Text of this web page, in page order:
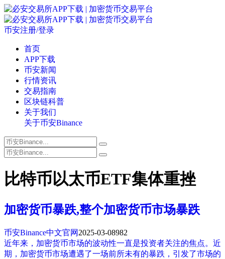
币安注册/登录
首页
APP下载
币安新闻
行情资讯
交易指南
区块链科普
关于我们
关于币安Binance
比特币以太币ETF集体重挫
加密货币暴跌,整个加密货币市场暴跌
币安Binance中文官网 2025-03-08982
近年来，加密货币市场的波动性一直是投资者关注的焦点。近
期，加密货币市场遭遇了一场前所未有的暴跌，引发了市场的